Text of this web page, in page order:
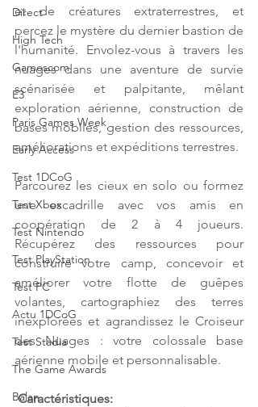
Direct
High Tech
Gamescom
E3
Paris Games Week
Early Access
Test 1DCoG
Test Xbox
Test Nintendo
Test PlayStation
Test PC
Actu 1DCoG
Test Stadia
The Game Awards
Balan
et de créatures extraterrestres, et
percez le mystère du dernier bastion de
l'humanité. Envolez-vous à travers les
nuages ​​dans une aventure de survie
scénarisée et palpitante, mêlant
exploration aérienne, construction de
bases mobiles, gestion des ressources,
améliorations et expéditions terrestres.
Parcourez les cieux en solo ou formez
une escadrille avec vos amis en
coopération de 2 à 4 joueurs.
Récupérez des ressources pour
construire votre camp, concevoir et
améliorer votre flotte de guêpes
volantes, cartographiez des terres
inexplorées et agrandissez le Croiseur
des Nuages : votre colossale base
aérienne mobile et personnalisable.
Caractéristiques: